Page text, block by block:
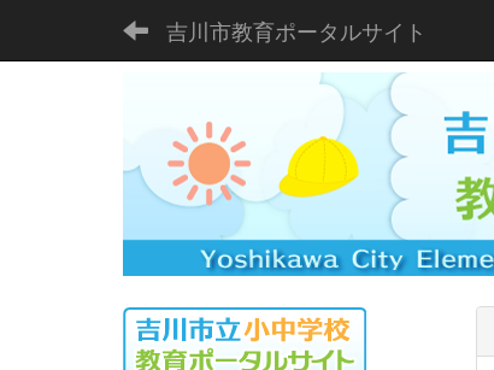
吉川市教育ポータルサイト